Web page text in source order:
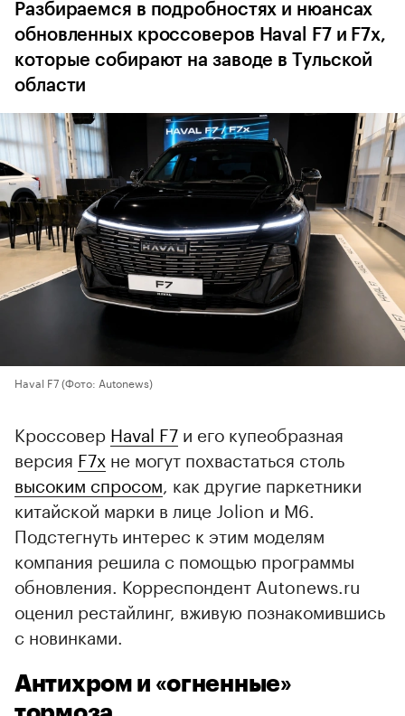
Разбираемся в подробностях и нюансах
обновленных кроссоверов Haval F7 и F7x,
которые собирают на заводе в Тульской
области
Haval F7(Фото: Autonews)
Кроссовер Haval F7 и его купеобразная
версия F7x не могут похвастаться столь
высоким спросом , как другие паркетники
китайской марки в лице Jolion и M6.
Подстегнуть интерес к этим моделям
компания решила с помощью программы
обновления. Корреспондент Autonews.ru
оценил рестайлинг, вживую познакомившись
с новинками.
Антихром и «огненные»